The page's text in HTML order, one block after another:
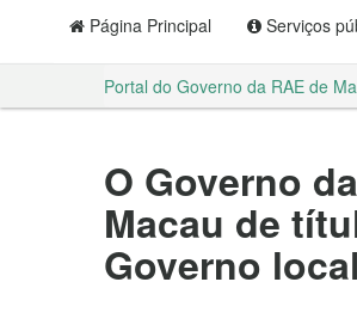
Página Principal Serviços
Portal do Governo da RAE de
O Governo
Macau de
Governo